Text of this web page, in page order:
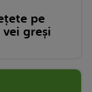
pe
greși